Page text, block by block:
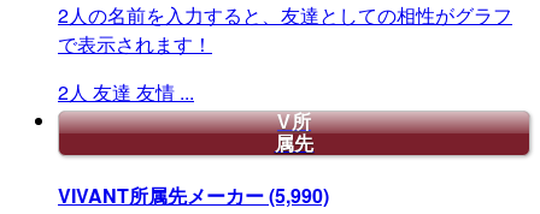
2人の名前を入力すると、友達としての相性がグラフ
で表示されます！
2人 友達 友情 ...
V所
属先
VIVANT所属先メーカー(5,990)